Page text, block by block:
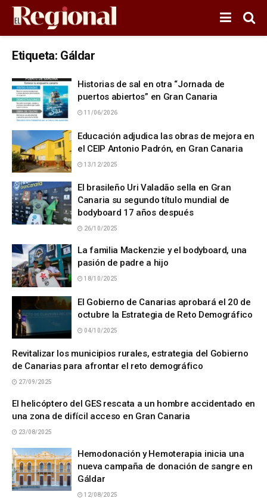
Etiqueta: Gáldar
Historias de sal en otra “Jornada de
puertos abiertos” en Gran Canaria
11/06/2026
Educación adjudica las obras de mejora en
el CEIP Antonio Padrón, en Gran Canaria
13/12/2025
El brasileño Uri Valadão sella en Gran
Canaria su segundo título mundial de
bodyboard 17 años después
26/10/2025
La familia Mackenzie y el bodyboard, una
pasión de padre a hijo
18/10/2025
El Gobierno de Canarias aprobará el 20 de
octubre la Estrategia de Reto Demográfico
04/10/2025
Revitalizar los municipios rurales, estrategia del Gobierno
de Canarias para afrontar el reto demográfico
27/09/2025
El helicóptero del GES rescata a un hombre accidentado en
una zona de difícil acceso en Gran Canaria
23/08/2025
Hemodonación y Hemoterapia inicia una
nueva campaña de donación de sangre en
Gáldar
12/08/2025